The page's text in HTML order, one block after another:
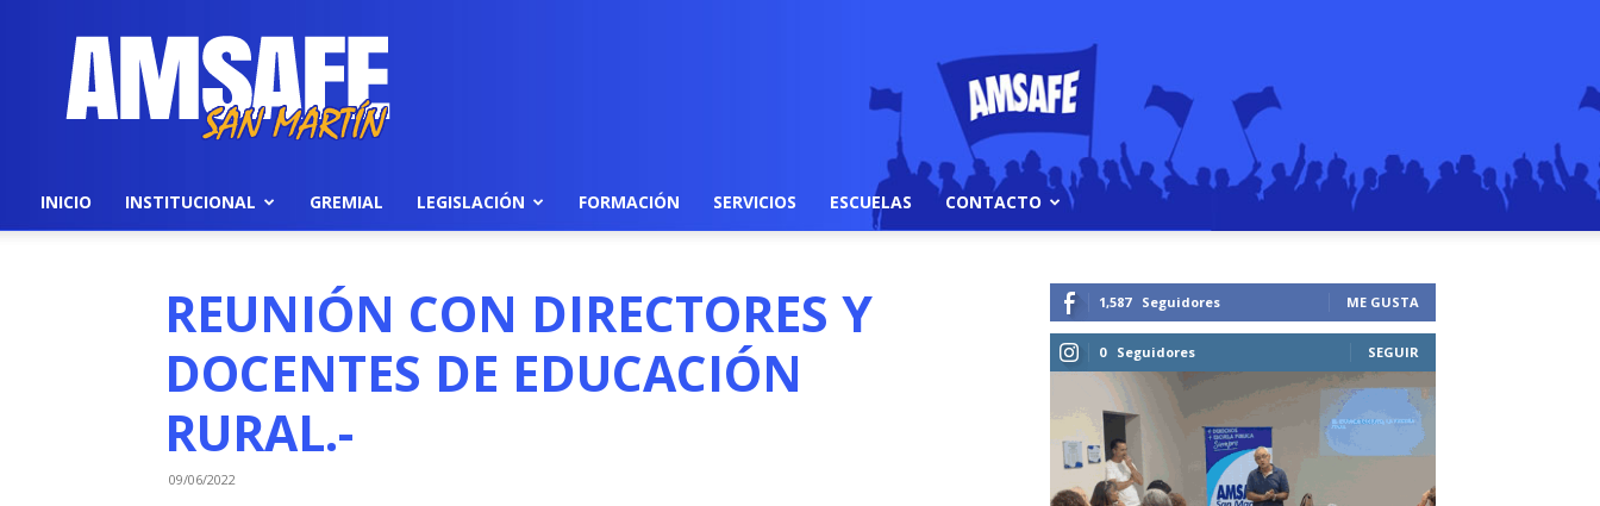
AMSAFE
INICIO INSTITUCIONAL GREMIAL LEGISLACIÓN FORMACIÓN SERVICIOS ESCUELAS CONTACTO
REUNIÓN CON DIRECTORES Y
DOCENTES DE EDUCACIÓN
RURAL.-
09/06/2022
1,587 Seguidores ME GUSTA
0 Seguidores SEGUIR